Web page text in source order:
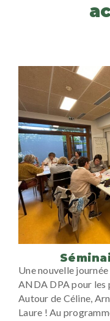
Une nouvelle
ANDA DPA pour les
Autour de Céline,
Laure ! Au